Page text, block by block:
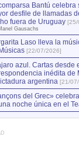
Bantú celebra
desfile de llamadas
fuera de Uruguay [25/
Gausachs
Laso lleva la
[22/07/2026]
azul. Cartas desde
inédita de
argentina [21/
del Grec»
noche única en el